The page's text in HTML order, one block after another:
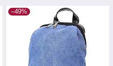
–49%